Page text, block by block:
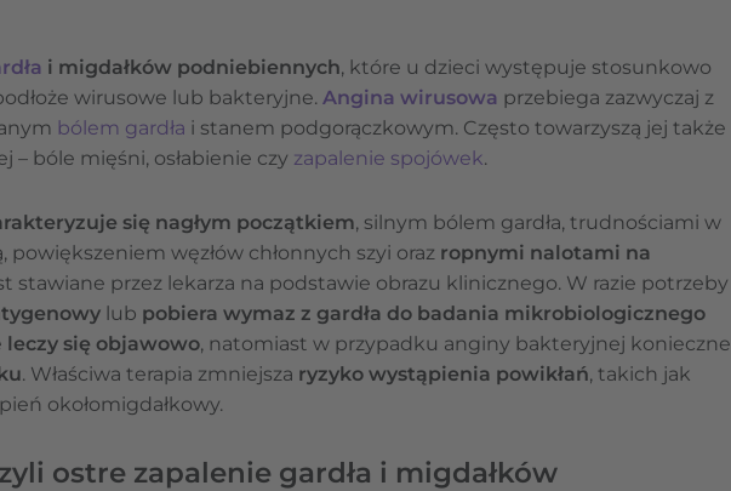
i migdałków podniebiennych, które u dzieci występuje stosunkowo
wirusowe lub bakteryjne. Angina wirusowa przebiega zazwyczaj z
bólem gardła i stanem podgorączkowym. Często towarzyszą jej także
bóle mięśni, osłabienie czy zapalenie spojówek.
się nagłym początkiem, silnym bólem gardła, trudnościami w
powiększeniem węzłów chłonnych szyi oraz ropnymi nalotami na
stawiane przez lekarza na podstawie obrazu klinicznego. W razie potrzeby
lub pobiera wymaz z gardła do badania mikrobiologicznego
leczy się objawowo, natomiast w przypadku anginy bakteryjnej konieczne
. Właściwa terapia zmniejsza ryzyko wystąpienia powikłań, takich jak
okołomigdałkowy.
ostre zapalenie gardła i migdałków